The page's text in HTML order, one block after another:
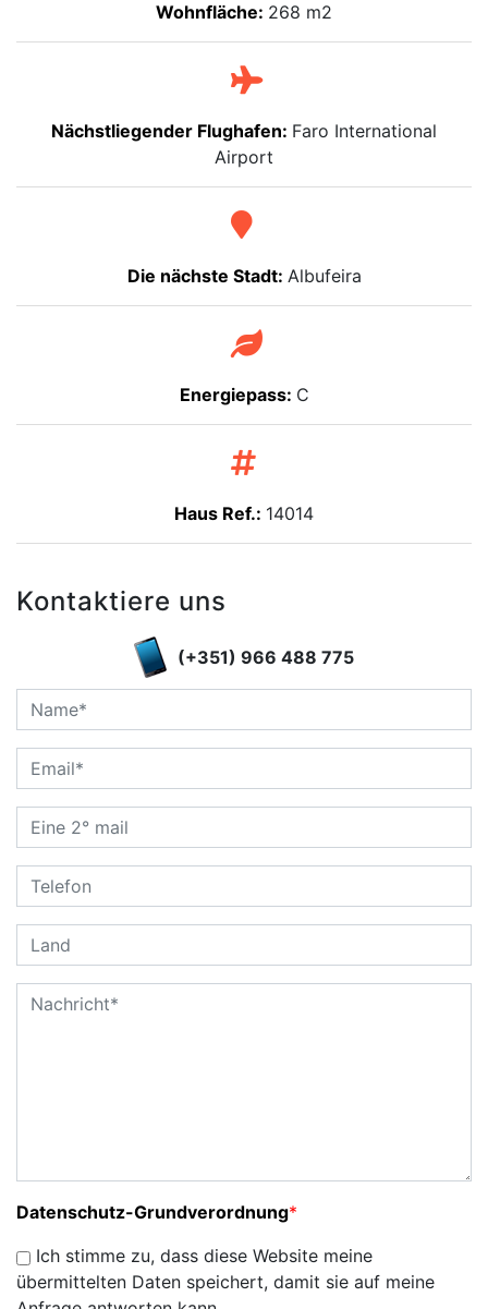
Wohnfläche: 268 m2
Nächstliegender Flughafen: Faro International
Airport
Die nächste Stadt: Albufeira
Energiepass: C
Haus Ref.: 14014
Kontaktiere uns
(+351) 966 488 775
Datenschutz-Grundverordnung*
Ich stimme zu, dass diese Website meine
übermittelten Daten speichert, damit sie auf meine